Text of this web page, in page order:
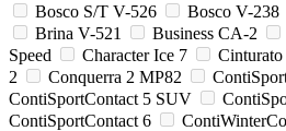
Bosco S/T V-526
Bosco V-238
Brina V-521
Business CA-2
Speed
Character Ice 7
2
Conquerra 2 MP82
ContiSportContact 5 SUV
ContiSportContact 6